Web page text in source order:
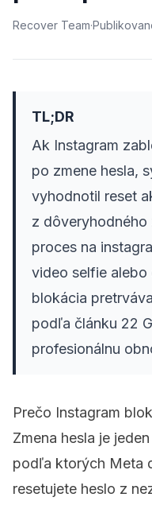
Recover Team·
TL;DR
Ak Instagram
po zmene hesla,
vyhodnotil reset
z
proces na
video selfie
blokácia
podľa článku 22
profesionálnu
Prečo Instagram
Zmena hesla je
podľa ktorých Meta
resetujete heslo z